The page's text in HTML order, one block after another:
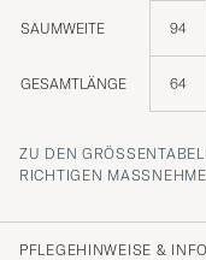
SAUMWEITE 94
GESAMTLÄNGE 64
ZU DEN
ICHTIGEN MASSNEHMEN
PFLEGEHINWEISE &